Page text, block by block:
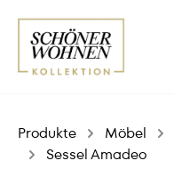
Produkte Möbel
Sessel Amadeo